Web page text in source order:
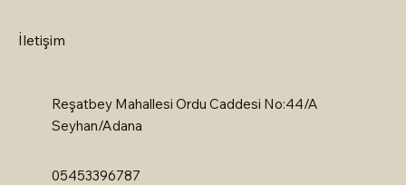
İletişim
Reşatbey Mahallesi Ordu Caddesi No:44/A
Seyhan/Adana
05453396787